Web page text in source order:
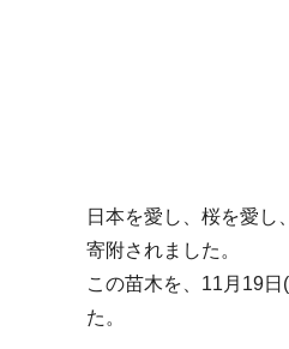
日本を愛し、桜を愛
寄附されました。
この苗木を、11月19
た。